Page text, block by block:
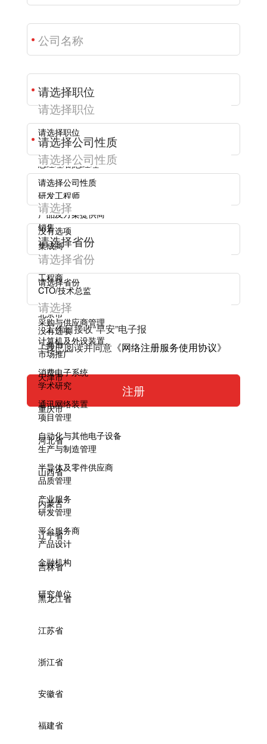
请选择职位
总经理/副总经理
研发工程师
销售
测试与技术支持
CTO/技术总监
采购与供应商管理
市场推广
学术研究
项目管理
生产与制造管理
品质管理
研发管理
产品设计
请选择公司性质
产品及方案提供商
集成商
工程商
甲方用户
计算机及外设装置
消费电子系统
通讯网络装置
自动化与其他电子设备
半导体及零件供应商
产业服务
平台服务商
金融机构
研究单位
没有选项
请选择省份
北京市
上海市
天津市
重庆市
河北省
山西省
内蒙古
辽宁省
吉林省
黑龙江省
江苏省
浙江省
安徽省
福建省
没有选项
工作日接收“早安”电子报
我已阅读并同意《网络注册服务使用协议》